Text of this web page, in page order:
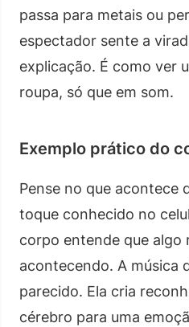
passa para metais ou
espectador sente a
explicação. É como ver
roupa, só que em som.
Exemplo prático do
Pense no que acontece
toque conhecido no
corpo entende que algo
acontecendo. A música
parecido. Ela cria
cérebro para uma